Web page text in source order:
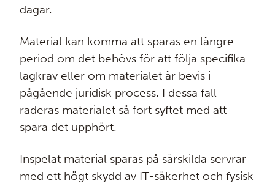
dagar.
Material kan komma att sparas en längre
period om det behövs för att följa specifika
lagkrav eller om materialet är bevis i
pågående juridisk process. I dessa fall
raderas materialet så fort syftet med att
spara det upphört.
Inspelat material sparas på särskilda servrar
med ett högt skydd av IT-säkerhet och fysisk